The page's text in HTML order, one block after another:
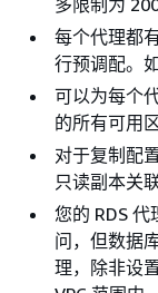
每个代理都
行预调配。
可以为每个
的所有可用
对于复制配
只读副本关
您的 RDS
问，但数据
理，除非设